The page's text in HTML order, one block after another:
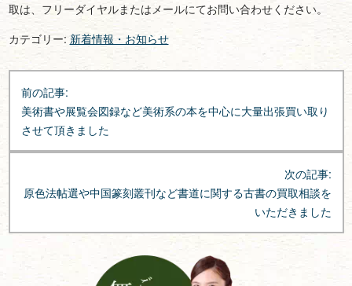
取は、フリーダイヤルまたはメールにてお問い合わせください。
カテゴリー: 新着情報・お知らせ
投
稿
ナ
ビ
ー
シ
ョ
前の記事:
美術書や展覧会図録など美術系の本を中心に大量出張買い取り
させて頂きました
次の記事:
原色法帖選や中国篆刻叢刊など書道に関する古書の買取相談を
いただきました